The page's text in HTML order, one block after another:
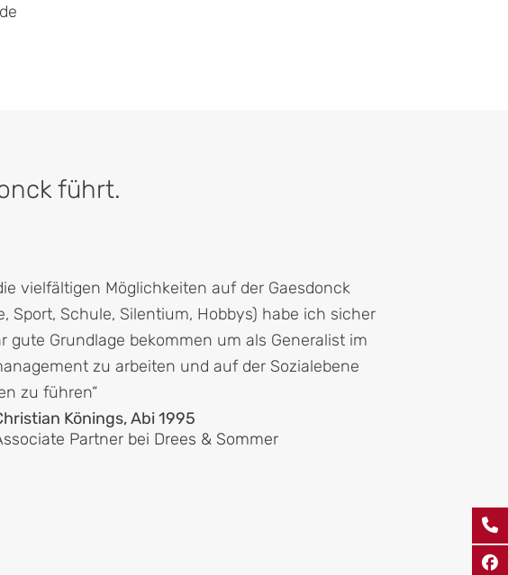
führt.
vielfältigen Möglichkeiten auf der Gaesdonck
Sport, Schule, Silentium, Hobbys) habe ich sicher
gute Grundlage bekommen um als Generalist im
zu arbeiten und auf der Sozialebene
zu führen“
Könings, Abi 1995
Partner bei Drees & Sommer